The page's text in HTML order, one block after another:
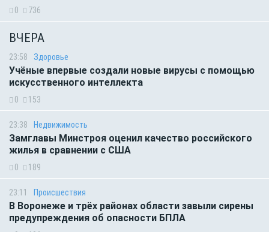
0 736
ВЧЕРА
23:58 Здоровье
Учёные впервые создали новые вирусы с помощью
искусственного интеллекта
0 153
23:38 Недвижимость
Замглавы Минстроя оценил качество российского
жилья в сравнении с США
0 189
23:11 Происшествия
В Воронеже и трёх районах области завыли сирены
предупреждения об опасности БПЛА